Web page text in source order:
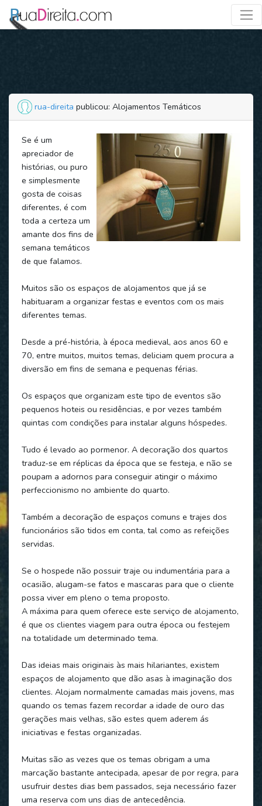
rua-direita publicou: Alojamentos Temáticos
Se é um
apreciador de
histórias, ou puro
e simplesmente
gosta de coisas
diferentes, é com
toda a certeza um
amante dos fins de
semana temáticos
de que falamos.
Muitos são os espaços de alojamentos que já se
habituaram a organizar festas e eventos com os mais
diferentes temas.
Desde a pré-história, à época medieval, aos anos 60 e
70, entre muitos, muitos temas, deliciam quem procura a
diversão em fins de semana e pequenas férias.
Os espaços que organizam este tipo de eventos são
pequenos hoteis ou residências, e por vezes também
quintas com condições para instalar alguns hóspedes.
Tudo é levado ao pormenor. A decoração dos quartos
traduz-se em réplicas da época que se festeja, e não se
poupam a adornos para conseguir atingir o máximo
perfeccionismo no ambiente do quarto.
Também a decoração de espaços comuns e trajes dos
funcionários são tidos em conta, tal como as refeições
servidas.
Se o hospede não possuir traje ou indumentária para a
ocasião, alugam-se fatos e mascaras para que o cliente
possa viver em pleno o tema proposto.
A máxima para quem oferece este serviço de alojamento,
é que os clientes viagem para outra época ou festejem
na totalidade um determinado tema.
Das ideias mais originais às mais hilariantes, existem
espaços de alojamento que dão asas à imaginação dos
clientes. Alojam normalmente camadas mais jovens, mas
quando os temas fazem recordar a idade de ouro das
gerações mais velhas, são estes quem aderem ás
iniciativas e festas organizadas.
Muitas são as vezes que os temas obrigam a uma
marcação bastante antecipada, apesar de por regra, para
usufruir destes dias bem passados, seja necessário fazer
uma reserva com uns dias de antecedência.